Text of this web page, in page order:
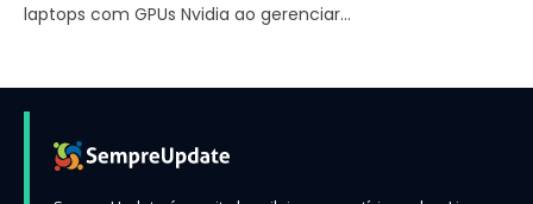
laptops com GPUs Nvidia ao gerenciar…